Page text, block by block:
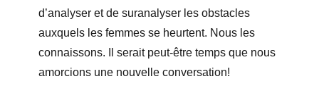
d’analyser et de suranalyser les obstacles
auxquels les femmes se heurtent. Nous les
connaissons. Il serait peut-être temps que nous
amorcions une nouvelle conversation!